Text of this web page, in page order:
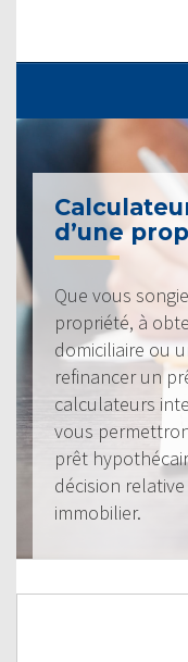
d’une
Que vous
propriété, à
domiciliaire ou
refinancer un
calculateurs
vous
prêt
décision
immobilier.